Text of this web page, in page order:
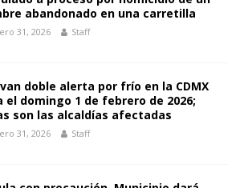
abandonado en una carretilla
31, 2026 Staff
doble alerta por frío en la CDMX
el domingo 1 de febrero de 2026;
son las alcaldías afectadas
31, 2026 Staff